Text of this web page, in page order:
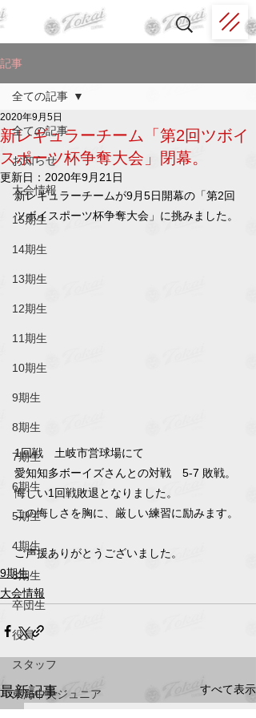
記事
全ての記事
お知らせ
大会情報
15期生
14期生
13期生
12期生
11期生
10期生
9期生
8期生
7期生
6期生
5期生
4期生
3期生
卒団生
役員
スタッフ
東海中央ジュニア
全ての記事
新レギュラーチーム「第2回ツボイ
スポーツ杯争奪大会」閉幕。
2020年9月5日
更新日： 2020年9月21日
新レギュラーチームが9月5日開幕の「第2回
ツボイスポーツ杯争奪大会」に挑みました。
1回戦　土岐市営球場にて
愛知知多ボーイズさんとの対戦　5-7 敗戦。
悔しい1回戦敗退となりました。
この悔しさを胸に、厳しい練習に励みます。
ご声援ありがとうございました。
9期生
大会情報
最新記事 すべて表示